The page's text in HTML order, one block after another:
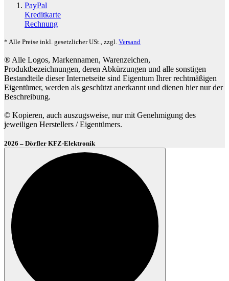
PayPal
Kreditkarte
Rechnung
* Alle Preise inkl. gesetzlicher USt., zzgl. Versand
® Alle Logos, Markennamen, Warenzeichen,
Produktbezeichnungen, deren Abkürzungen und alle sonstigen
Bestandteile dieser Internetseite sind Eigentum Ihrer rechtmäßigen
Eigentümer, werden als geschützt anerkannt und dienen hier nur der
Beschreibung.
© Kopieren, auch auszugsweise, nur mit Genehmigung des
jeweiligen Herstellers / Eigentümers.
2026 – Dörfler KFZ-Elektronik